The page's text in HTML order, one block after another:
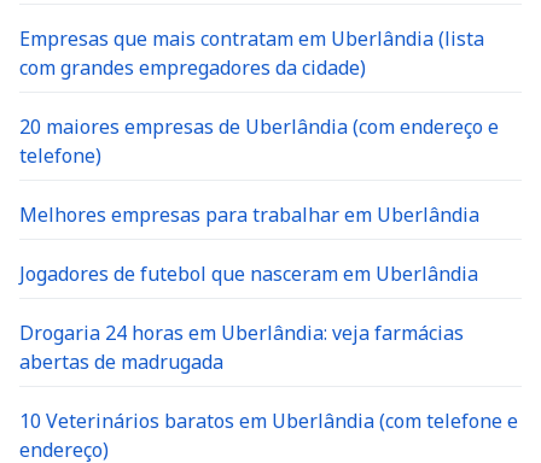
Empresas que mais contratam em Uberlândia (lista
com grandes empregadores da cidade)
20 maiores empresas de Uberlândia (com endereço e
telefone)
Melhores empresas para trabalhar em Uberlândia
Jogadores de futebol que nasceram em Uberlândia
Drogaria 24 horas em Uberlândia: veja farmácias
abertas de madrugada
10 Veterinários baratos em Uberlândia (com telefone e
endereço)